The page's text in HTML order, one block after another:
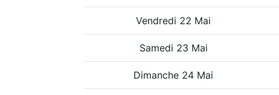
Vendredi 22 Mai
Samedi 23 Mai
Dimanche 24 Mai